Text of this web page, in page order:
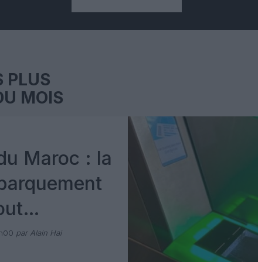
PLUS
MOIS
Maroc : la
Pax
par Alain Hai